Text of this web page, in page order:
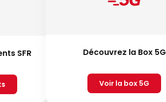
SFR Découvrez la Box 5G
Voir la box 5G